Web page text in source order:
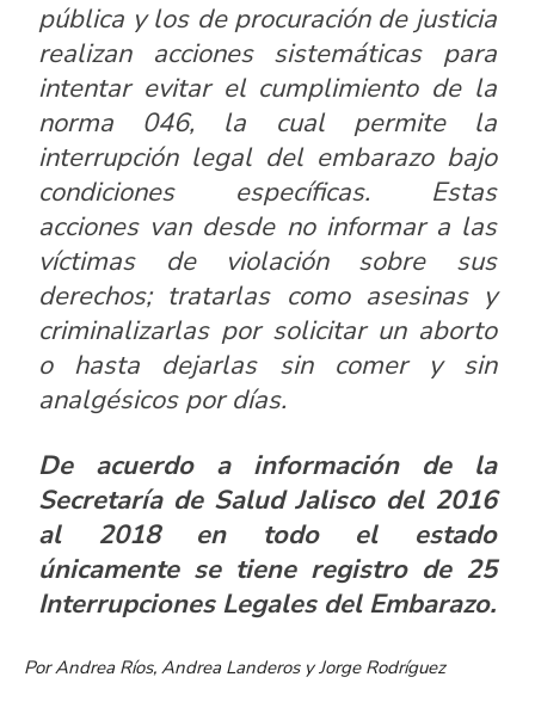
pública y los de procuración de justicia
realizan acciones sistemáticas para
intentar evitar el cumplimiento de la
norma 046, la cual permite la
interrupción legal del embarazo bajo
condiciones específicas. Estas
acciones van desde no informar a las
víctimas de violación sobre sus
derechos; tratarlas como asesinas y
criminalizarlas por solicitar un aborto
o hasta dejarlas sin comer y sin
analgésicos por días.
De acuerdo a información de la
Secretaría de Salud Jalisco del 2016
al 2018 en todo el estado
únicamente se tiene registro de 25
Interrupciones Legales del Embarazo.
Por Andrea Ríos, Andrea Landeros y Jorge Rodríguez